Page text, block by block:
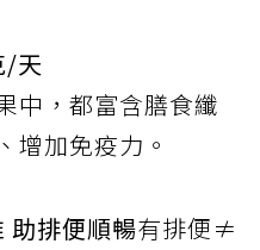
/天
中，都富含膳食纖
增加免疫力。
助排便順暢有排便≠